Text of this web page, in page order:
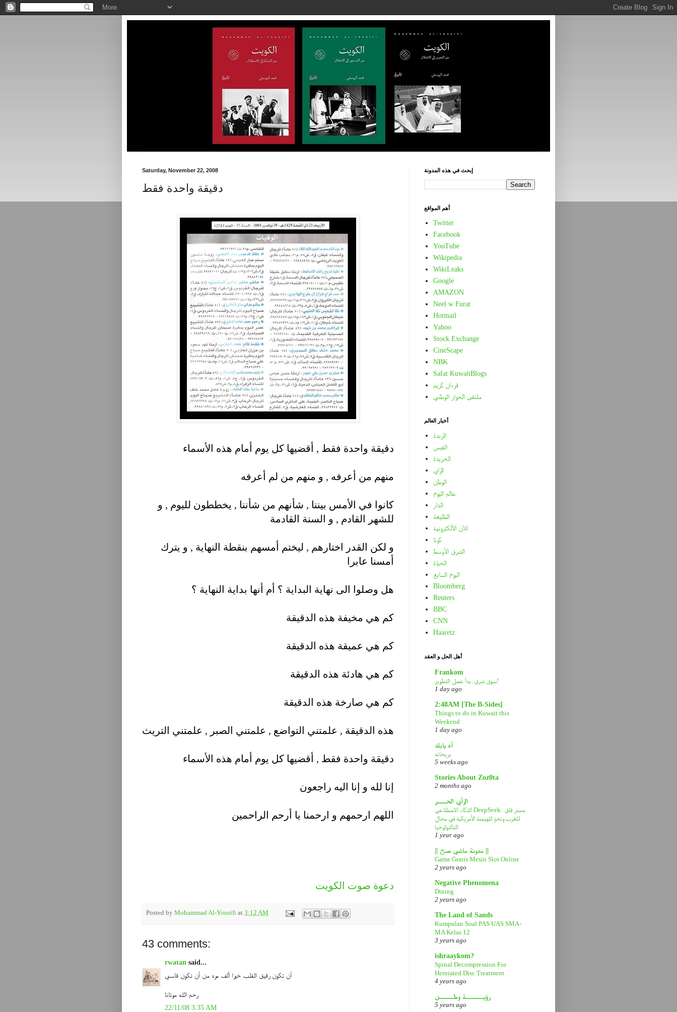
Saturday, November 22, 2008
دقيقة واحدة فقط
دقيقة واحدة فقط , أقضيها كل يوم أمام هذه الأسماء
منهم من أعرفه , و منهم من لم أعرفه
كانوا في الأمس بيننا , شأنهم من شأننا , يخططون لليوم , و
للشهر القادم , و السنة القادمة
و لكن القدر اختارهم , ليختم أمسهم بنقطة النهاية , و يترك
أمسنا عابرا
هل وصلوا الى نهاية البداية ؟ أم أنها بداية النهاية ؟
كم هي مخيفة هذه الدقيقة
كم هي عميقة هذه الدقيقة
كم هي هادئة هذه الدقيقة
كم هي صارخة هذه الدقيقة
هذه الدقيقة , علمتني التواضع , علمتني الصبر , علمتني التريث
دقيقة واحدة فقط , أقضيها كل يوم أمام هذه الأسماء
إنا لله و إنا اليه راجعون
اللهم ارحمهم و ارحمنا يا أرحم الراحمين
دعوة صوت الكويت
Posted by Mohammad Al-Yousifi at 3:12 AM
43 comments:
rwatan said...
أن تكون رقيق القلب خيرا ألف مره من أن تكون قاسي
رحم الله موتانا
22/11/08 3:35 AM
إبحث في هذه المدونة
أهم المواقع
Twitter
Facebook
YouTube
Wikipedia
WikiLeaks
Google
AMAZON
Neel w Furat
Hotmail
Yahoo
Stock Exchange
CineScape
NBK
Safat KuwaitBlogs
قرءان كريم
ملتقى الحوار الوطني
أخبار العالم
الزبدة
القبس
الجريدة
الراي
الوطن
عالم اليوم
الدار
الطليعة
الآن الألكترونية
كونا
الشرق الأوسط
الحياة
اليوم السابع
Bloomberg
Reuters
BBC
CNN
Haaretz
أهل الحل و العقد
Frankom
سوق شرق..بدأ عمل التطوير!
1 day ago
2:48AM [The B-Sides]
Things to do in Kuwait this
Weekend
1 day ago
آه يابلد
بريحاته
5 weeks ago
Stories About Zoz0ta
2 months ago
الرأي الحـــر
الذكاء الاصطناعي DeepSeek: مصدر قلق
للغرب وتحدٍ للهيمنة الأمريكية في مجال
التكنولوجيا
1 year ago
|| مدونة ماشي صح ||
Game Gratis Mesin Slot Online
2 years ago
Negative Phenomena
Dining
2 years ago
The Land of Sands
Kumpulan Soal PAS UAS SMA-
MA Kelas 12
3 years ago
ishraaykom?
Spinal Decompression For
Herniated Disc Treatment
4 years ago
رؤيــــــة وطـــــن
5 years ago